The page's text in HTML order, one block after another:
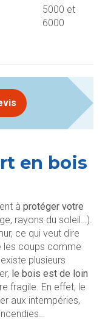
5000 et
6000
en bois
à protéger votre
rayons du soleil…).
ce qui veut dire
les coups comme
plusieurs
le bois est de loin
fragile. En effet, le
aux intempéries,